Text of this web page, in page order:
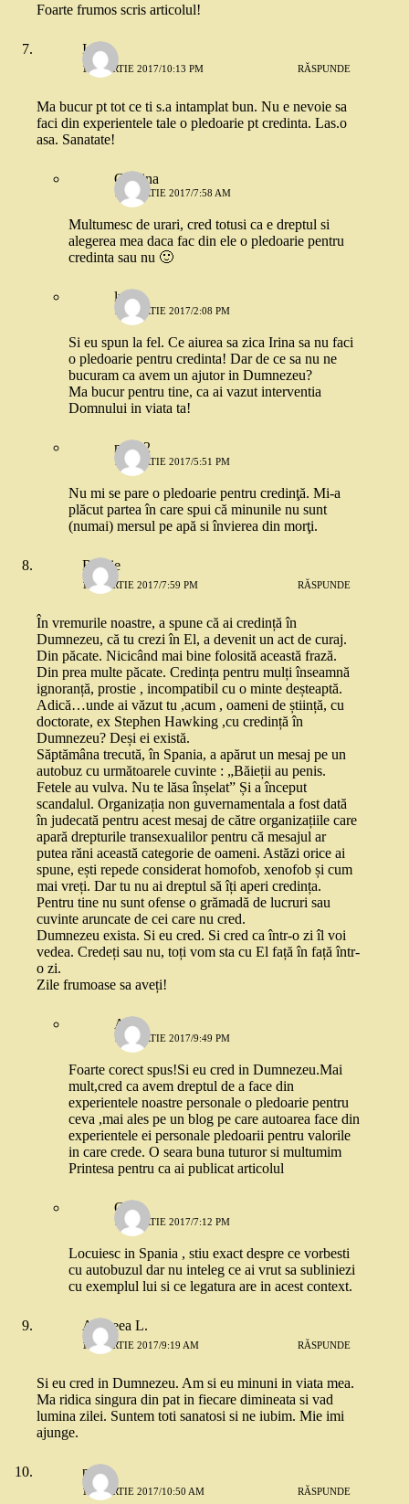
Foarte frumos scris articolul!
Irina
11 MARTIE 2017/10:13 PM RĂSPUNDE
Ma bucur pt tot ce ti s.a intamplat bun. Nu e nevoie sa
faci din experientele tale o pledoarie pt credinta. Las.o
asa. Sanatate!
Cristina
12 MARTIE 2017/7:58 AM
Multumesc de urari, cred totusi ca e dreptul si
alegerea mea daca fac din ele o pledoarie pentru
credinta sau nu 🙂
lucia
17 MARTIE 2017/2:08 PM
Si eu spun la fel. Ce aiurea sa zica Irina sa nu faci
o pledoarie pentru credinta! Dar de ce sa nu ne
bucuram ca avem un ajutor in Dumnezeu?
Ma bucur pentru tine, ca ai vazut interventia
Domnului in viata ta!
mira 2
12 MARTIE 2017/5:51 PM
Nu mi se pare o pledoarie pentru credinţă. Mi-a
plăcut partea în care spui că minunile nu sunt
(numai) mersul pe apă si învierea din morţi.
Ruthie
12 MARTIE 2017/7:59 PM RĂSPUNDE
În vremurile noastre, a spune că ai credință în
Dumnezeu, că tu crezi în El, a devenit un act de curaj.
Din păcate. Nicicând mai bine folosită această frază.
Din prea multe păcate. Credința pentru mulți înseamnă
ignoranță, prostie , incompatibil cu o minte deșteaptă.
Adică…unde ai văzut tu ,acum , oameni de știință, cu
doctorate, ex Stephen Hawking ,cu credință în
Dumnezeu? Deși ei există.
Săptămâna trecută, în Spania, a apărut un mesaj pe un
autobuz cu următoarele cuvinte : „Băieții au penis.
Fetele au vulva. Nu te lăsa înșelat” Și a început
scandalul. Organizația non guvernamentala a fost dată
în judecată pentru acest mesaj de către organizațiile care
apară drepturile transexualilor pentru că mesajul ar
putea răni această categorie de oameni. Astăzi orice ai
spune, ești repede considerat homofob, xenofob și cum
mai vreți. Dar tu nu ai dreptul să îți aperi credința.
Pentru tine nu sunt ofense o grămadă de lucruri sau
cuvinte aruncate de cei care nu cred.
Dumnezeu exista. Si eu cred. Si cred ca într-o zi îl voi
vedea. Credeți sau nu, toți vom sta cu El față în față într-
o zi.
Zile frumoase sa aveți!
Ana
12 MARTIE 2017/9:49 PM
Foarte corect spus!Si eu cred in Dumnezeu.Mai
mult,cred ca avem dreptul de a face din
experientele noastre personale o pledoarie pentru
ceva ,mai ales pe un blog pe care autoarea face din
experientele ei personale pledoarii pentru valorile
in care crede. O seara buna tuturor si multumim
Printesa pentru ca ai publicat articolul
Cris
13 MARTIE 2017/7:12 PM
Locuiesc in Spania , stiu exact despre ce vorbesti
cu autobuzul dar nu inteleg ce ai vrut sa subliniezi
cu exemplul lui si ce legatura are in acest context.
Andreea L.
13 MARTIE 2017/9:19 AM RĂSPUNDE
Si eu cred in Dumnezeu. Am si eu minuni in viata mea.
Ma ridica singura din pat in fiecare dimineata si vad
lumina zilei. Suntem toti sanatosi si ne iubim. Mie imi
ajunge.
paula
13 MARTIE 2017/10:50 AM RĂSPUNDE